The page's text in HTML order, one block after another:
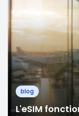
blog
L'eSIM